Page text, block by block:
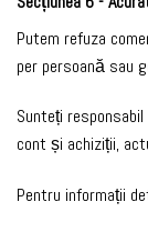
Putem refuza
per persoană sau
Sunteți
cont și achiziții,
Pentru informații